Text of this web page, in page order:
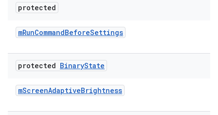
protected
mRunCommandBeforeSettings
protected BinaryState
mScreenAdaptiveBrightness